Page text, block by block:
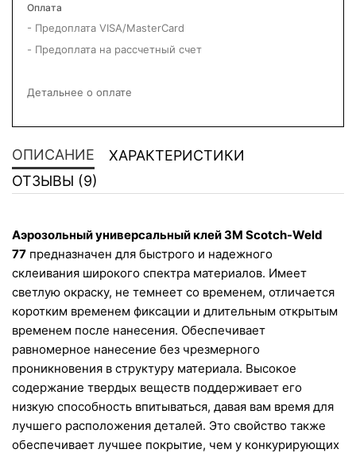
Оплата
- Предоплата VISA/MasterCard
- Предоплата на рассчетный счет
Детальнее о оплате
ОПИСАНИЕ
ХАРАКТЕРИСТИКИ
ОТЗЫВЫ (9)
Аэрозольный универсальный клей 3M Scotch-Weld
77 предназначен для быстрого и надежного
склеивания широкого спектра материалов. Имеет
светлую окраску, не темнеет со временем, отличается
коротким временем фиксации и длительным открытым
временем после нанесения. Обеспечивает
равномерное нанесение без чрезмерного
проникновения в структуру материала. Высокое
содержание твердых веществ поддерживает его
низкую способность впитываться, давая вам время для
лучшего расположения деталей. Это свойство также
обеспечивает лучшее покрытие, чем у конкурирующих